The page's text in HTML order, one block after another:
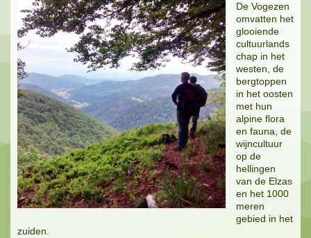
De Vogezen
omvatten het
glooiende
cultuurlands
chap in het
westen, de
bergtoppen
in het oosten
met hun
alpine flora
en fauna, de
wijncultuur
op de
hellingen
van de Elzas
en het 1000
meren
gebied in het
zuiden.